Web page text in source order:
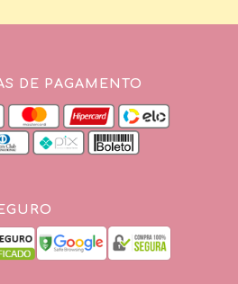
DE PAGAMENTO